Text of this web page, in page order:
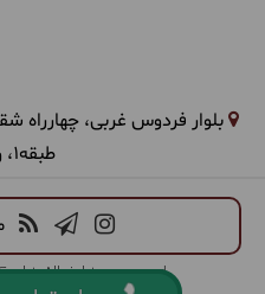
بلوار فردوس غربی، چهارراه
طبقه1، واحد 14
All rights reserved.